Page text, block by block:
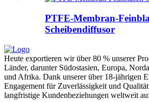
PTFE-Membran-
Scheibendiffusor
Heute exportieren wir über 80 % unserer
Länder, darunter Südostasien, Europa,
und Afrika. Dank unserer über 18-jährigen
Engagement für Zuverlässigkeit und
langfristige Kundenbeziehungen weltweit